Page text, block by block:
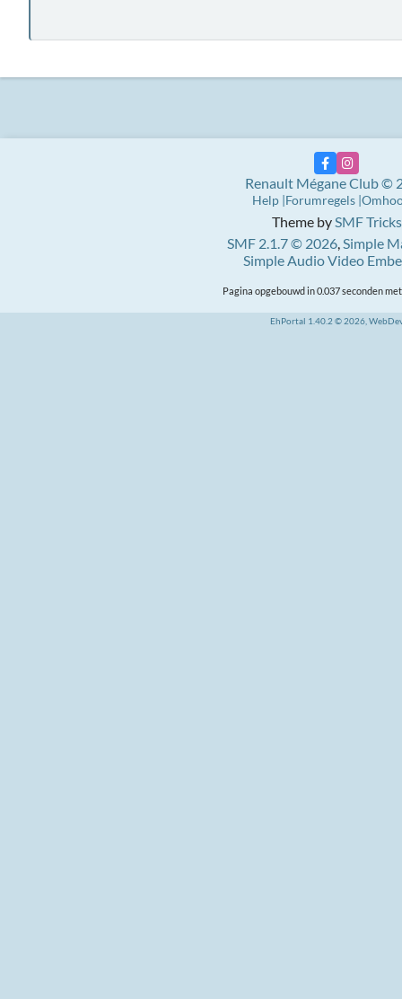
Theme bySMF Tricks
SMF 2.1.7 © 2026,Simple
Simple Audio Video
Renault Mégane Club ©
Help Forumregels
Pagina opgebouwd in 0.037 seconden
EhPortal 1.40.2 © 2026,